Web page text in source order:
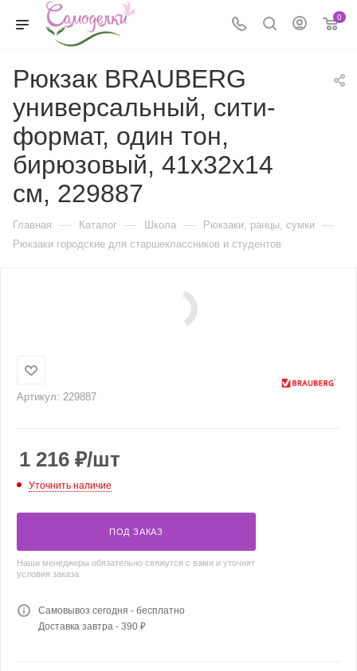
0
Рюкзак BRAUBERG
универсальный, сити-
формат, один тон,
бирюзовый, 41х32х14
см, 229887
Главная — Каталог — Школа — Рюкзаки, ранцы, сумки —
Рюкзаки городские для старшеклассников и студентов
Артикул: 229887
1 216 ₽/шт
Уточнить наличие
ПОД ЗАКАЗ
Наши менеджеры обязательно свяжутся с вами и уточнят
условия заказа
Самовывоз сегодня - бесплатно
Доставка завтра - 390 ₽